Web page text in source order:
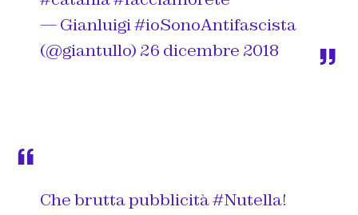
— Gianluigi #ioSonoAntifascista
(@giantullo) 26 dicembre 2018
Che brutta pubblicità#Nutella!